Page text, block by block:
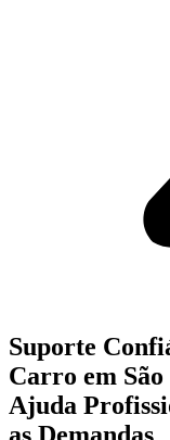
Suporte
Carro em
Ajuda